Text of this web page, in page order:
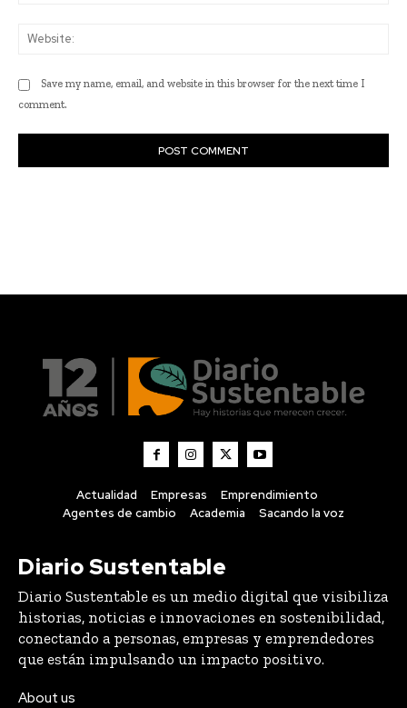
Actualidad Empresas
Emprendimiento
Agentes de cambio
Academia Sacando la voz
Diario Sustentable
Diario Sustentable es un medio digital que visibiliza
historias, noticias e innovaciones en sostenibilidad,
conectando a personas, empresas y emprendedores
que están impulsando un impacto positivo.
About us